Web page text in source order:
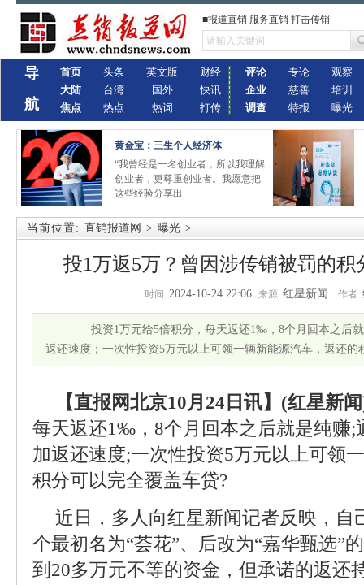
■报道直销 服务直销 打击传销
导
航
首页
大陆
焦点
头条
台湾
热点
英文版
国外
热词
财经
快讯
打传
评论
企业
调查
专论
慈善
特报
观察
培训
曝光
黄金宝：三生个人经济体
“我曾经是一名创业者，所以我理解
创业者，更尊重创业者。我愿意把
这些经验分享出
当前位置: 直销报道网 > 曝光 >
投1万返5万？曾因涉传销被罚的
时间: 2024-10-24 22:06 来源: 红星新闻 作者:
投资1万元给5倍积分，每天返还1‰，8个月回本之后就
返还速度；一次性投资5万元以上可领一辆新能源汽车，返还的
【直报网北京10月24日讯】(红星新
每天返还1‰，8个月回本之后就是纯赚;
加返还速度;一次性投资5万元以上可领
积分可以完全覆盖车贷?
近日，多人向红星新闻记者反映，自
个最初名为“荟花”、后改为“嘉华甄选”
到20多万元不等的资金，但承诺的返还